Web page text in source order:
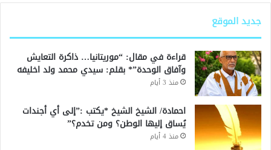
جديد الموقع
قراءة في مقال: “موريتانيا… ذاكرة التعايش
وآفاق الوحدة”* بقلم: سيدي محمد ولد اخليفه
منذ 3 أيام
احمادة/ الشيخ الشيخ *يكتب :”إلى أي أجندات
يُساق إليها الوطن؟ ومن تخدم؟”
منذ 4 أيام